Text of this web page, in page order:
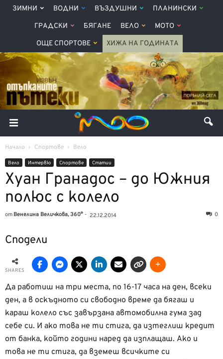
ЗИМНИ ВОДНИ ВЪЗДУШНИ ПЛАНИНСКИ
ГРАДСКИ БЯГАНЕ ВЕЛО МОТО
ОЩЕ СПОРТОВЕ ХИЖА НА ГОДИНАТА
Начало Спортове Вело
Вело Интервю Спортове Статии
Хуан Гранадос – до Южния
полюс с колело
от Венелина Величкова, 360° - 22.12.2014 0
Сподели
SHARES
Да работиш на три места, по 16-17 часа на ден, всеки
ден, а в оскъдното си свободно време да бягаш и
караш колело със завързана автомобилна гума зад
себе си. И ако това не ти стига, да изтеглиш кредит
от банка, който години наред да изплащаш. Ако и
това не ти стига, да вземеш всичките си